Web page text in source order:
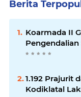
Berita
Koarmada II
Pengendalian
1.192 Prajurit dan Siswa
Kodiklatal